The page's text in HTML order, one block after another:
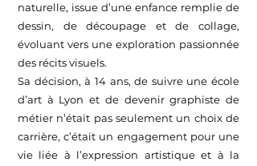
naturelle, issue d’une enfance remplie de
dessin, de découpage et de collage,
évoluant vers une exploration passionnée
des récits visuels.
Sa décision, à 14 ans, de suivre une école
d’art à Lyon et de devenir graphiste de
métier n’était pas seulement un choix de
carrière, c’était un engagement pour une
vie liée à l’expression artistique et à la